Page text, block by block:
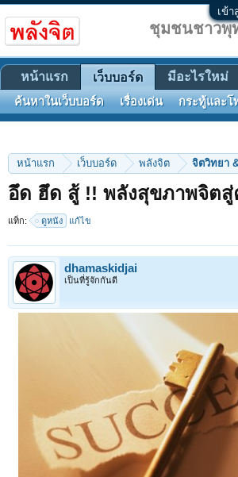
เข้
หน้าแรก เว็บบอร์ด พลังจิต จิตวิทยา
อึด ฮึด สู้ !! พลังสุขภาพจิตสู่
แท็ก: ดูหนัง แก้ไข
dhamaskidjai
เป็นที่รู้จักกันดี
ชุมชนชาวพุ
หน้าแรก เว็บบอร์ด
ค้นหาในเว็บบอร์ด เรื่องเด่น กระทู้และ
มีอะไรใหม่